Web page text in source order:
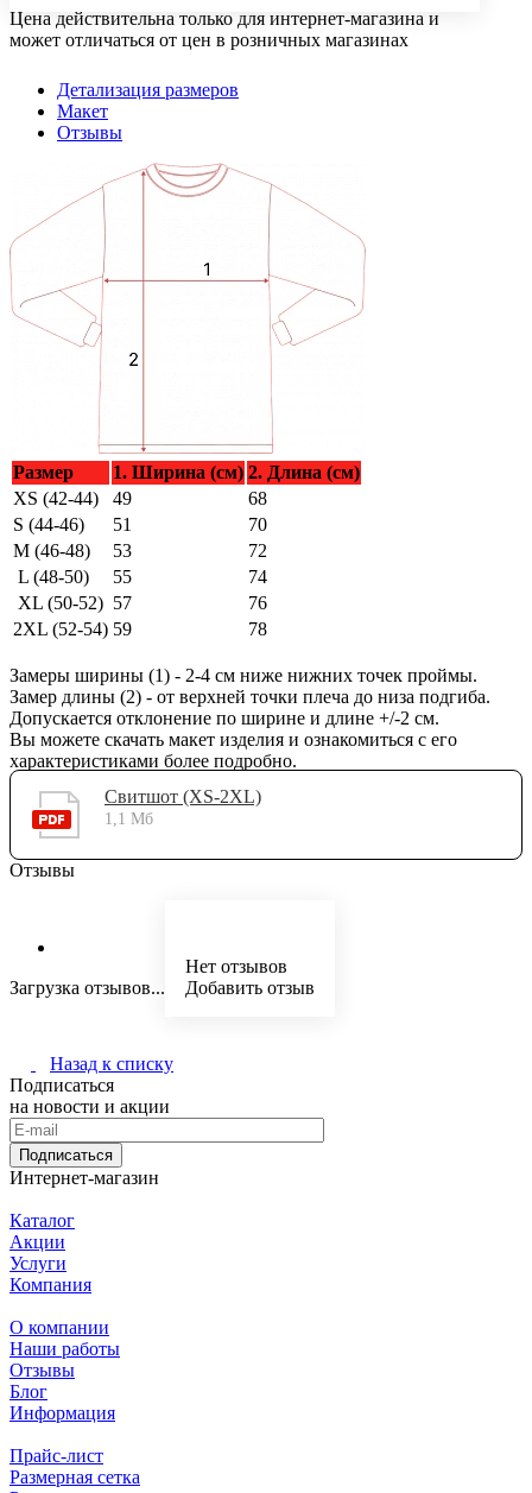
Цена действительна только для интернет-магазина и
может отличаться от цен в розничных магазинах
Детализация размеров
Макет
Отзывы
Размер 1. Ширина (см) 2. Длина (см)
XS (42-44)
49
68
S (44-46)
51
70
M (46-48)
53
72
L (48-50)
55
74
XL (50-52) 57
76
2XL (52-54) 59 78
Замеры ширины (1) - 2-4 см ниже нижних точек проймы.
Замер длины (2) - от верхней точки плеча до низа подгиба.
Допускается отклонение по ширине и длине +/-2 см.
Вы можете скачать макет изделия и ознакомиться с его
характеристиками более подробно.
Свитшот (XS-2XL)
1,1 Мб
Отзывы
Загрузка отзывов...
Нет отзывов
Добавить отзыв
Назад к списку
Подписаться
на новости и акции
Подписаться
Интернет-магазин
Каталог
Акции
Услуги
Компания
О компании
Наши работы
Отзывы
Блог
Информация
Прайс-лист
Размерная сетка